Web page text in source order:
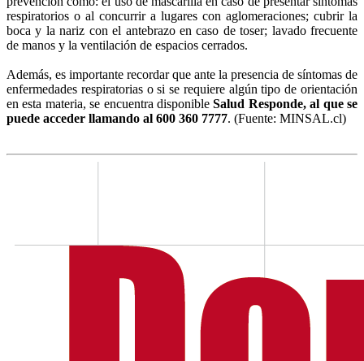
respiratorios o al concurrir a lugares con aglomeraciones; cubrir la
boca y la nariz con el antebrazo en caso de toser; lavado frecuente
de manos y la ventilación de espacios cerrados.
Además, es importante recordar que ante la presencia de síntomas de
enfermedades respiratorias o si se requiere algún tipo de orientación
en esta materia, se encuentra disponibleSalud Responde, al que se
puede acceder llamando al 600 360 7777. (Fuente: MINSAL.cl)